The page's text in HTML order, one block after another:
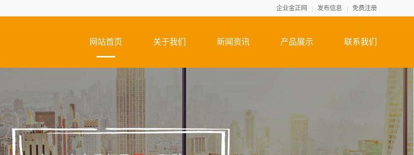
企业金正网 发布信息 免费注册
网站首页 关于我们 新闻资讯 产品展示 联系我们